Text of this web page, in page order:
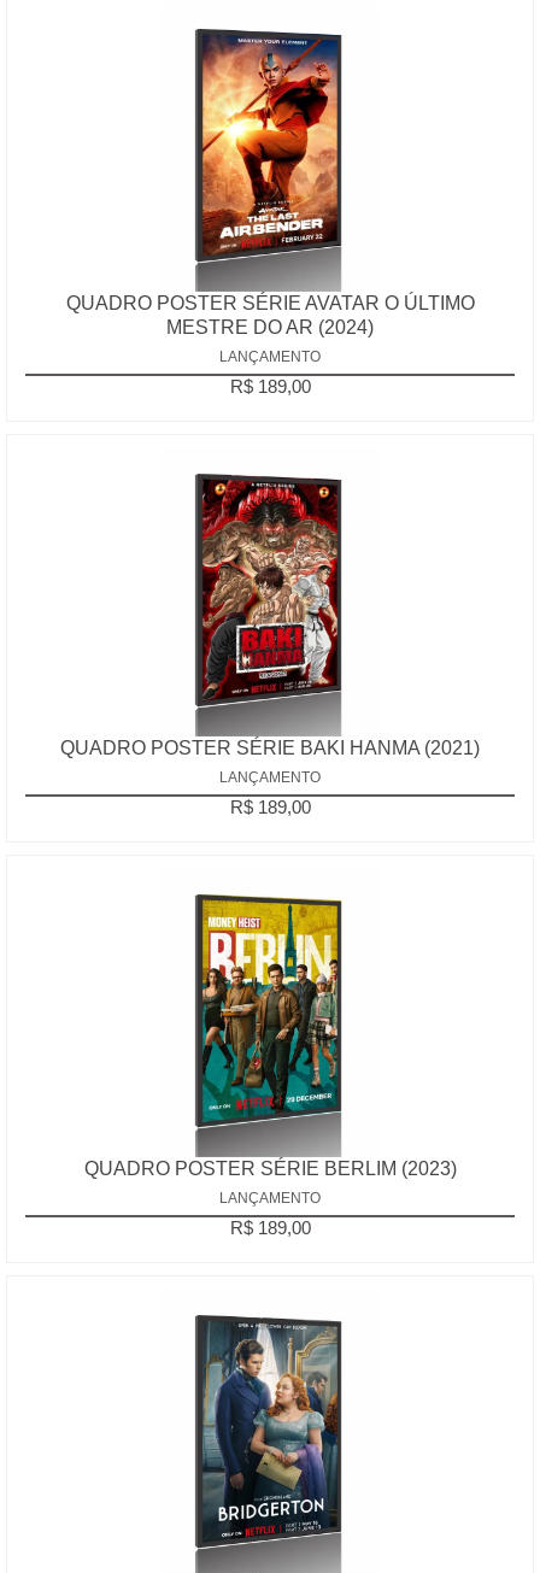
QUADRO POSTER SÉRIE AVATAR O ÚLTIMO
MESTRE DO AR (2024)
LANÇAMENTO
R$ 189,00
QUADRO POSTER SÉRIE BAKI HANMA (2021)
LANÇAMENTO
R$ 189,00
QUADRO POSTER SÉRIE BERLIM (2023)
LANÇAMENTO
R$ 189,00